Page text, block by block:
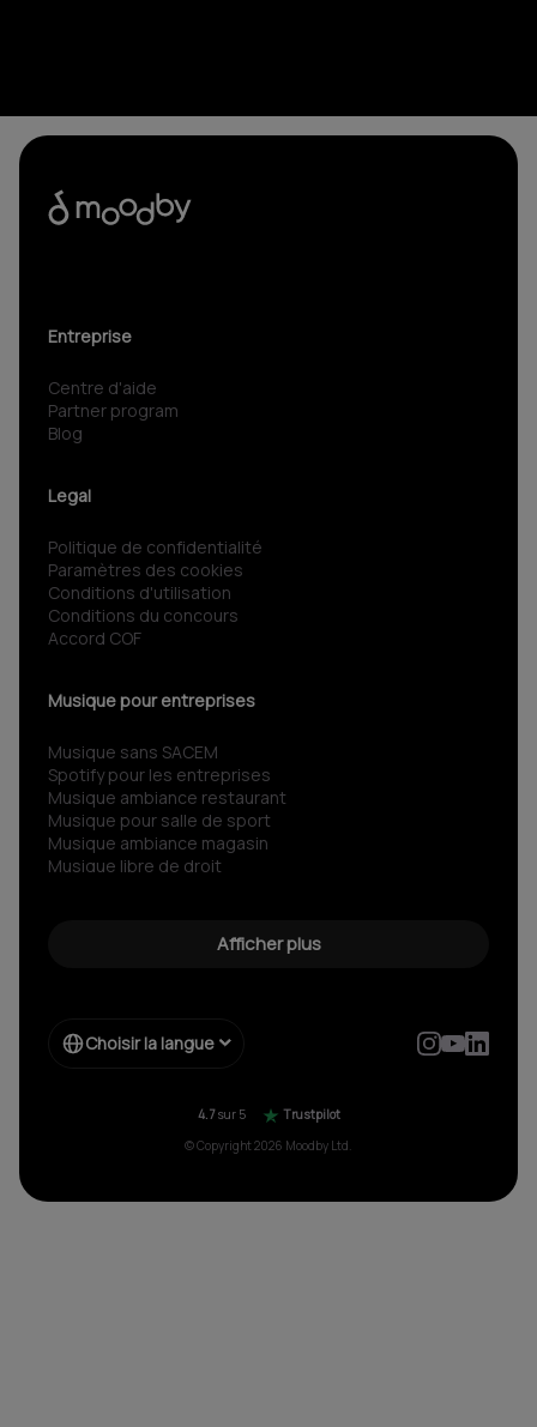
Entreprise
Centre d'aide
Partner program
Blog
Legal
Politique de confidentialité
Paramètres des cookies
Conditions d'utilisation
Conditions du concours
Accord COF
Musique pour entreprises
Musique sans SACEM
Spotify pour les entreprises
Musique ambiance restaurant
Musique pour salle de sport
Musique ambiance magasin
Musique libre de droit
Découvrez le son libre de droit d’exception
Streaming musical pour votre entreprise
Afficher plus
Choisir la langue
4.7sur 5
Trustpilot
© Copyright 2026 Moodby Ltd.